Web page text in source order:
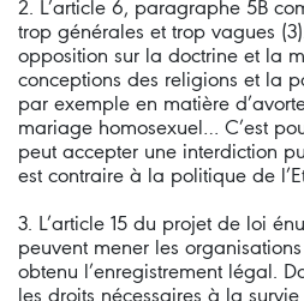
2. L’article 6, paragraphe 5B
trop générales et trop vagues
opposition sur la doctrine et la
conceptions des religions et la
par exemple en matière
mariage homosexuel… C’est
peut accepter une interdiction
est contraire à la politique de
3. L’article 15 du projet de loi
peuvent mener les
obtenu l’enregistrement légal.
les droits nécessaires à la